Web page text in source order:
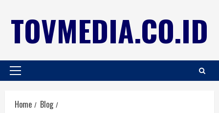
TOVMEDIA.CO.ID
Home
Blog